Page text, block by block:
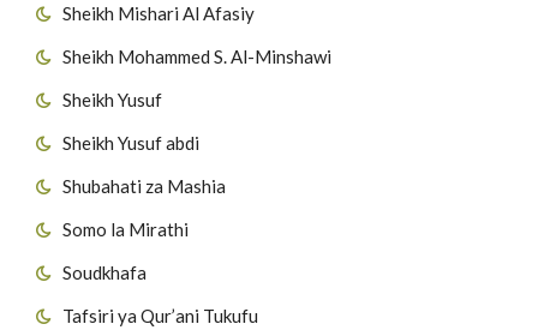
Sheikh Mishari Al Afasiy
Sheikh Mohammed S. Al-Minshawi
Sheikh Yusuf
Sheikh Yusuf abdi
Shubahati za Mashia
Somo la Mirathi
Soudkhafa
Tafsiri ya Qur’ani Tukufu